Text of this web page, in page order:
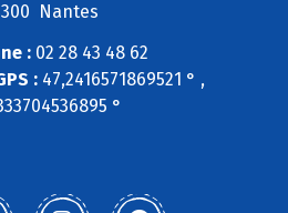
Nantes
:02 28 43 48 62
:47,2416571869521 ° ,
°